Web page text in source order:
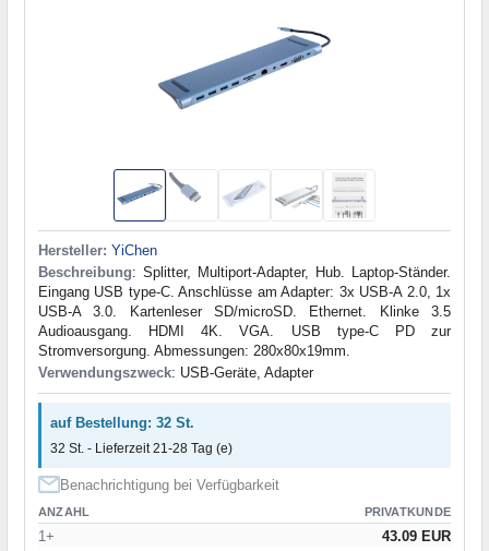
Hersteller: YiChen
Beschreibung: Splitter, Multiport-Adapter, Hub. Laptop-Ständer.
Eingang USB type-C. Anschlüsse am Adapter: 3x USB-A 2.0, 1x
USB-A 3.0. Kartenleser SD/microSD. Ethernet. Klinke 3.5
Audioausgang. HDMI 4K. VGA. USB type-C PD zur
Stromversorgung. Abmessungen: 280x80x19mm.
Verwendungszweck: USB-Geräte, Adapter
auf Bestellung: 32 St.
32 St. - Lieferzeit 21-28 Tag (e)
Benachrichtigung bei Verfügbarkeit
ANZAHL PRIVATKUNDE
1+
43.09 EUR